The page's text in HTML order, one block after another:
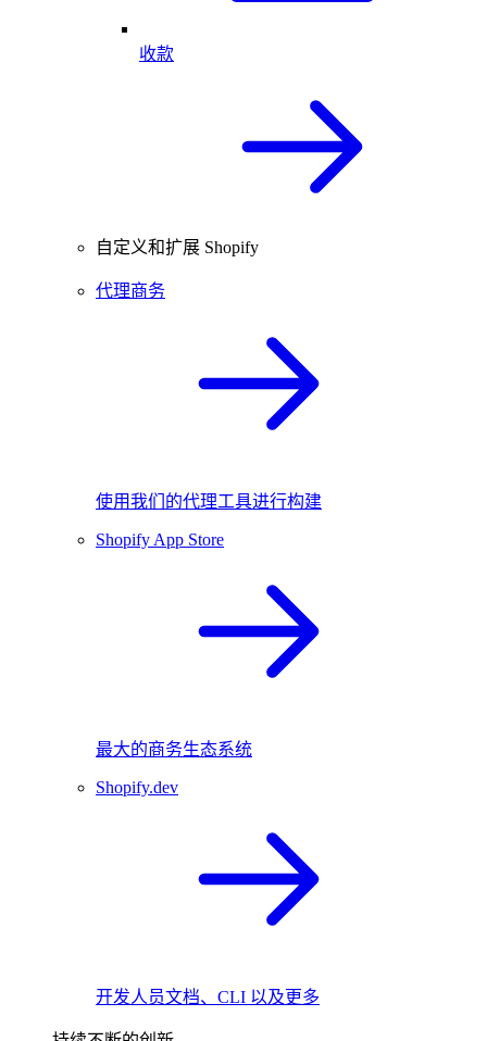
收款
自定义和扩展 Shopify
代理商务
使用我们的代理工具进行构建
Shopify App Store
最大的商务生态系统
Shopify.dev
开发人员文档、CLI 以及更多